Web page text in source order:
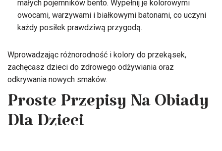
małych pojemników bento. Wypełnij je kolorowymi
owocami, warzywami i białkowymi batonami, co uczyni
każdy posiłek prawdziwą przygodą.
Wprowadzając różnorodność i kolory do przekąsek,
zachęcasz dzieci do zdrowego odżywiania oraz
odkrywania nowych smaków.
Proste Przepisy Na Obiady
Dla Dzieci